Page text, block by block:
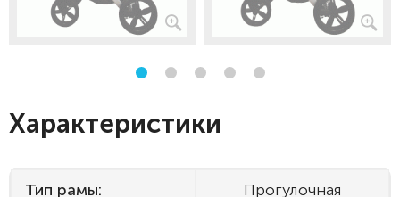
Характеристики
Тип рамы: Прогулочная